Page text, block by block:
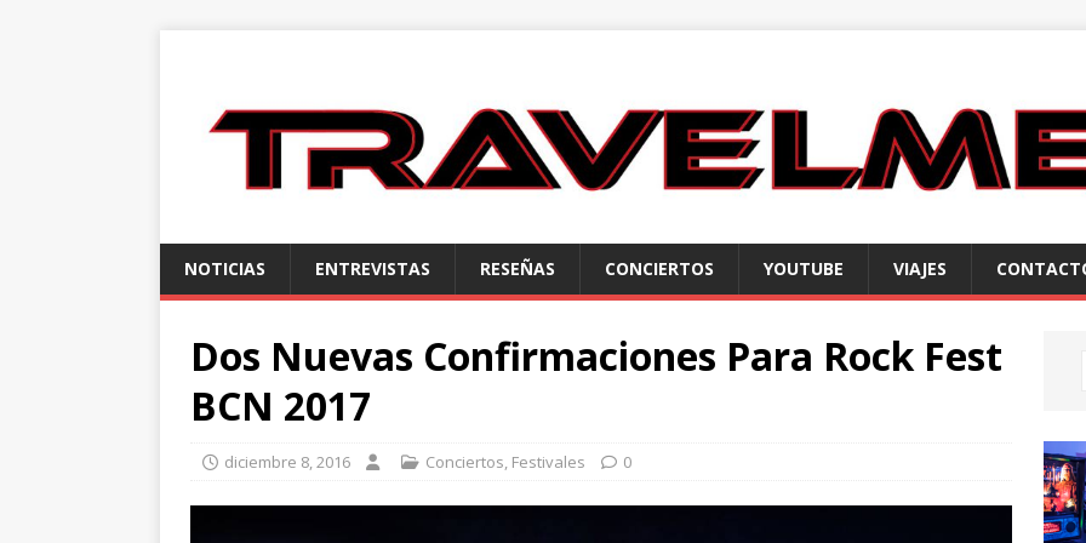
NOTICIAS ENTREVISTAS RESEÑAS CONCIERTOS YOUTUBE VIAJES
Dos Nuevas Confirmaciones Para Rock Fest
BCN 2017
diciembre 8, 2016 Conciertos, Festivales 0